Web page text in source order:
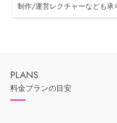
制作/運営レクチャーなども承
料金プランの目安